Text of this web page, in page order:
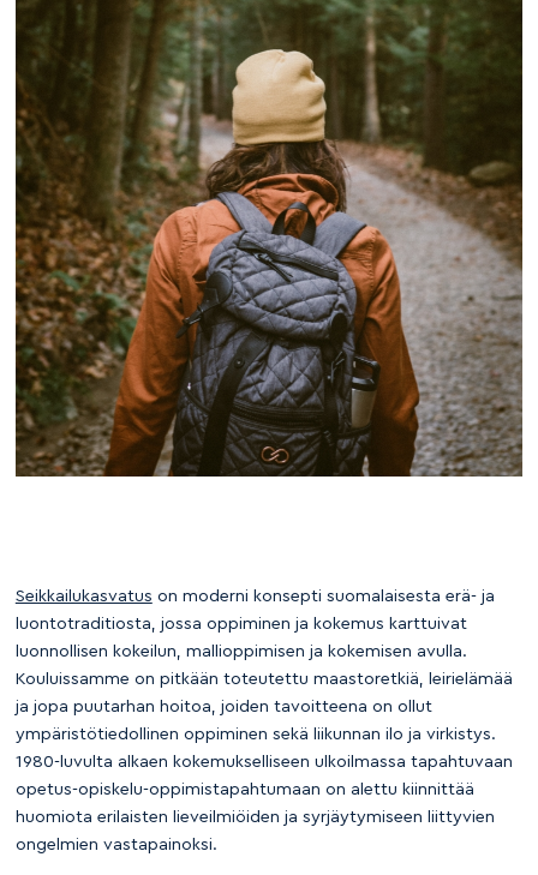
Seikkailukasvatus on moderni konsepti suomalaisesta erä- ja
luontotraditiosta, jossa oppiminen ja kokemus karttuivat
luonnollisen kokeilun, mallioppimisen ja kokemisen avulla.
Kouluissamme on pitkään toteutettu maastoretkiä, leirielämää
ja jopa puutarhan hoitoa, joiden tavoitteena on ollut
ympäristötiedollinen oppiminen sekä liikunnan ilo ja virkistys.
1980-luvulta alkaen kokemukselliseen ulkoilmassa tapahtuvaan
opetus-opiskelu-oppimistapahtumaan on alettu kiinnittää
huomiota erilaisten lieveilmiöiden ja syrjäytymiseen liittyvien
ongelmien vastapainoksi.